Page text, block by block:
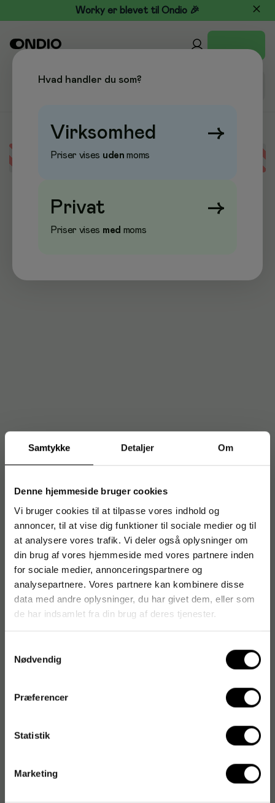
Samtykke Detaljer Om
Denne hjemmeside bruger cookies
Vi bruger cookies til at tilpasse vores indhold og
annoncer, til at vise dig funktioner til sociale medier og til
at analysere vores trafik. Vi deler også oplysninger om
din brug af vores hjemmeside med vores partnere inden
for sociale medier, annonceringspartnere og
analysepartnere. Vores partnere kan kombinere disse
data med andre oplysninger, du har givet dem, eller som
de har indsamlet fra din brug af deres tjenester.
Nødvendig
Præferencer
Statistik
Marketing
Worky er blevet til Ondio 🎉
Error loading data
Hvad handler du som?
Virksomhed →
Priser vises uden moms
Privat →
Priser vises med moms